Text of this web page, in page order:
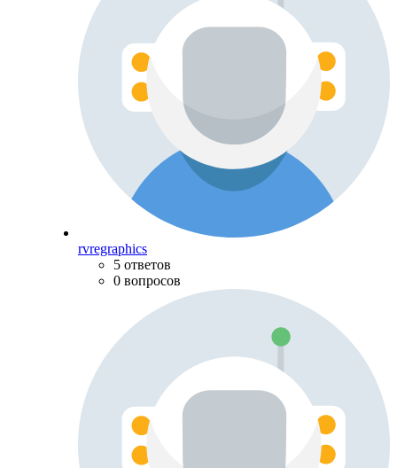
rvregraphics
5 ответов
0 вопросов